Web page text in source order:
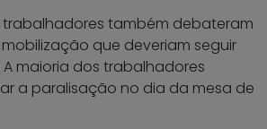
trabalhadores também debateram
que deveriam seguir
maioria dos trabalhadores
a paralisação no dia da mesa de